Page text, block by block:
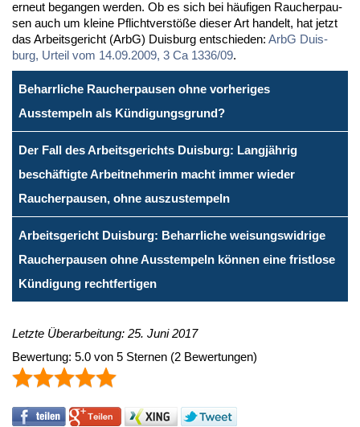
er­neut be­gan­gen wer­den. Ob es sich bei häu­fi­gen Rau­cher­pau­
sen auch um klei­ne Pflicht­ver­stö­ße die­ser Art han­delt, hat jetzt
das Ar­beits­ge­richt (ArbG) Duis­burg ent­schie­den: ArbG Duis­
burg, Ur­teil vom 14.09.2009, 3 Ca 1336/09.
Beharrliche Raucherpausen ohne vorheriges
Ausstempeln als Kündigungsgrund?
Der Fall des Arbeitsgerichts Duisburg: Langjährig
beschäftigte Arbeitnehmerin macht immer wieder
Raucherpausen, ohne auszustempeln
Arbeitsgericht Duisburg: Beharrliche weisungswidrige
Raucherpausen ohne Ausstempeln können eine fristlose
Kündigung rechtfertigen
Letzte Überarbeitung: 25. Juni 2017
Bewertung: 5.0 von 5 Sternen (2 Bewertungen)